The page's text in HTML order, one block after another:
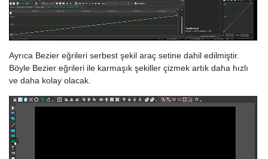
Ayrıca Bezier eğrileri serbest şekil araç setine dahil edilmiştir.
Böyle Bezier eğrileri ile karmaşık şekiller çizmek artık daha hızlı
ve daha kolay olacak.